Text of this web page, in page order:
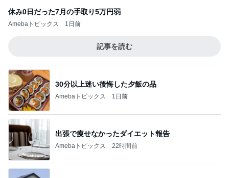
休み0日だった7月の手取り5万円弱
Amebaトピックス 1日前
記事を読む
30分以上迷い後悔した夕飯の品
Amebaトピックス 1日前
出張で痩せなかったダイエット報告
Amebaトピックス 22時間前